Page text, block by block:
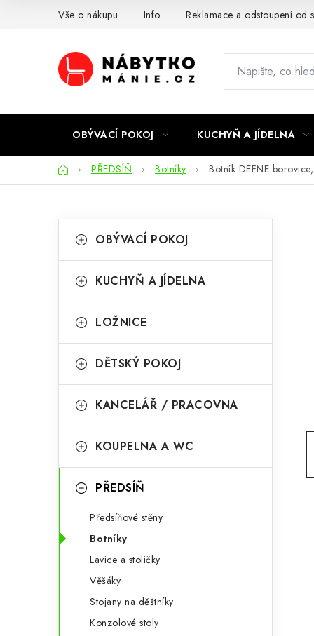
Vše o nákupu Info Reklamace a odstoupení od
OBÝVACÍ POKOJ KUCHYŇ A JÍDELNA
DomůPŘEDSÍŇ Botníky Botník DEFNE
o
t
r
n
n
p
n
e
kategorie
a
e
o
i
OBÝVACÍ POKOJ
KUCHYŇ A JÍDELNA
LOŽNICE
DĚTSKÝ POKOJ
KANCELÁŘ / PRACOVNA
KOUPELNA A WC
PŘEDSÍŇ
Předsíňové stěny
Botníky
Lavice a stoličky
Věšáky
Stojany na děštníky
Konzolové stoly